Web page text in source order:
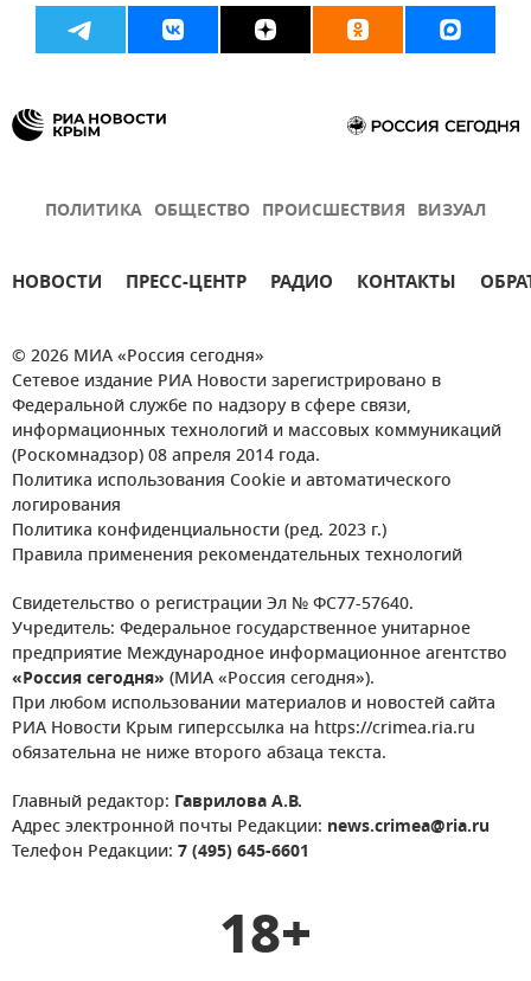
ПОЛИТИКА ОБЩЕСТВО ПРОИСШЕСТВИЯ ВИЗУАЛ
НОВОСТИ ПРЕСС-ЦЕНТР РАДИО КОНТАКТЫ
© 2026 МИА «Россия сегодня»
Сетевое издание РИА Новости зарегистрировано в
Федеральной службе по надзору в сфере связи,
информационных технологий и массовых коммуникаций
(Роскомнадзор) 08 апреля 2014 года.
Политика использования Cookie и автоматического
логирования
Политика конфиденциальности (ред. 2023 г.)
Правила применения рекомендательных технологий
Свидетельство о регистрации Эл № ФС77-57640.
Учредитель: Федеральное государственное унитарное
предприятие Международное информационное агентство
«Россия сегодня» (МИА «Россия сегодня»).
При любом использовании материалов и новостей сайта
РИА Новости Крым гиперссылка на https://crimea.ria.ru
обязательна не ниже второго абзаца текста.
Главный редактор: Гаврилова А.В.
Адрес электронной почты Редакции: news.crimea@ria.ru
Телефон Редакции: 7 (495) 645-6601
18+